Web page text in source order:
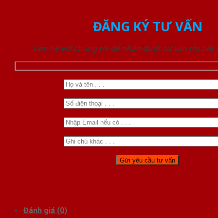
ĐĂNG KÝ TƯ VẤN
Liên hệ với chúng tôi để nhận được tư vấn chi tiết
Đánh giá (0)